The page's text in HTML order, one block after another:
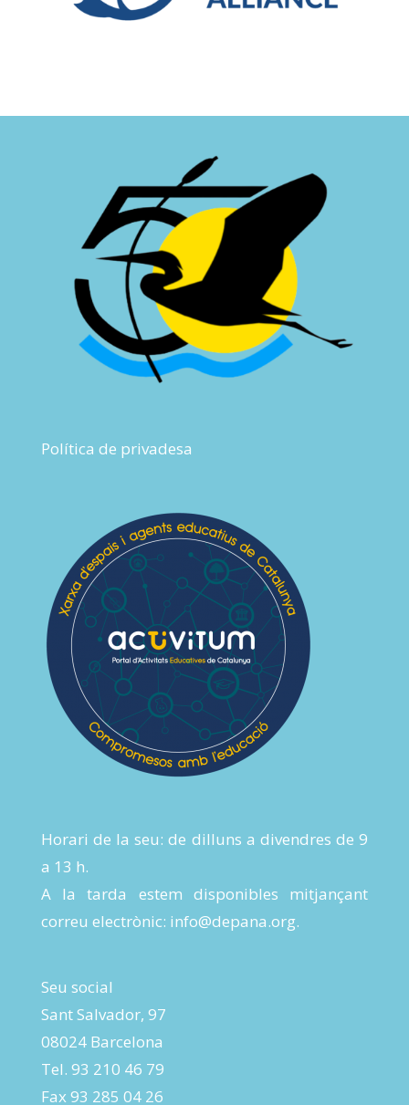
Política de privadesa
Horari de la seu: de dilluns a divendres de 9
a 13 h.
A la tarda estem disponibles mitjançant
correu electrònic: info@depana.org.
Seu social
Sant Salvador, 97
08024 Barcelona
Tel. 93 210 46 79
Fax 93 285 04 26